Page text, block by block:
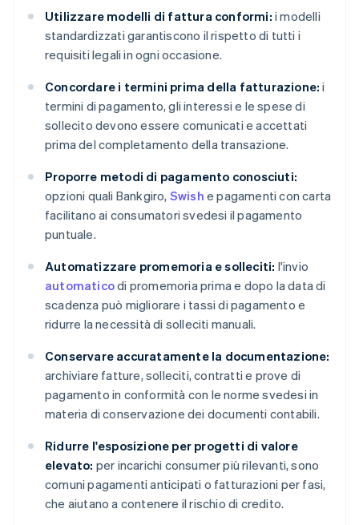
Utilizzare modelli di fattura conformi: i modelli
standardizzati garantiscono il rispetto di tutti i
requisiti legali in ogni occasione.
Concordare i termini prima della fatturazione: i
termini di pagamento, gli interessi e le spese di
sollecito devono essere comunicati e accettati
prima del completamento della transazione.
Proporre metodi di pagamento conosciuti:
opzioni quali Bankgiro, Swish e pagamenti con carta
facilitano ai consumatori svedesi il pagamento
puntuale.
Automatizzare promemoria e solleciti: l'invio
automaticodi promemoria prima e dopo la data di
scadenza può migliorare i tassi di pagamento e
ridurre la necessità di solleciti manuali.
Conservare accuratamente la documentazione:
archiviare fatture, solleciti, contratti e prove di
pagamento in conformità con le norme svedesi in
materia di conservazione dei documenti contabili.
Ridurre l'esposizione per progetti di valore
elevato: per incarichi consumer più rilevanti, sono
comuni pagamenti anticipati o fatturazioni per fasi,
che aiutano a contenere il rischio di credito.